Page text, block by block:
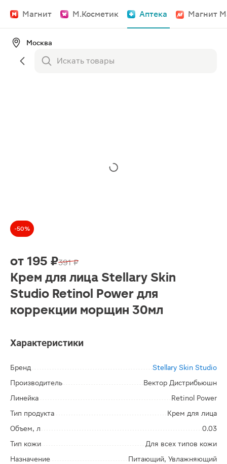
Магнит М.Косметик Аптека Магнит
Москва
-50%
от 195 ₽391 ₽
Крем для лица Stellary Skin
Studio Retinol Power для
коррекции морщин 30мл
Характеристики
Бренд
Stellary Skin Studio
Производитель
Вектор Дистрибьюшн
Линейка
Retinol Power
Тип продукта
Крем для лица
Объем, л
0.03
Тип кожи
Для всех типов кожи
Назначение
Питающий, Увлажняющий